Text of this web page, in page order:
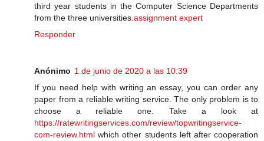
third year students in the Computer Science Departments
from the three universities. assignment expert
Responder
Anónimo 1 de junio de 2020 a las 10:39
If you need help with writing an essay, you can order any
paper from a reliable writing service. The only problem is to
choose a reliable one. Take a look at
https://ratewritingservices.com/review/topwritingservice-
com-review.html which other students left after cooperation